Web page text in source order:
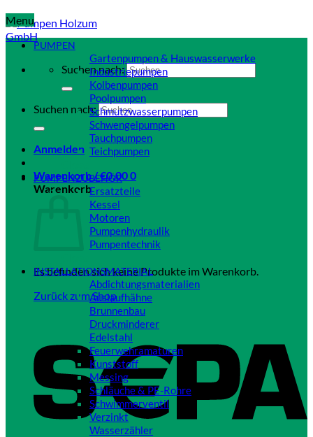
Suchen nach:
Suchen nach:
Anmelden
Warenkorb /€0,000
Warenkorb
Es befinden sich keine Produkte im Warenkorb.
Zurück zum Shop
Menu
PUMPEN
Gartenpumpen & Hauswasserwerke
Industriepumpen
Kolbenpumpen
Poolpumpen
Schmutzwasserpumpen
Schwengelpumpen
Tauchpumpen
Teichpumpen
PUMPENZUBEHÖR
Ersatzteile
Kessel
Motoren
Pumpenhydraulik
Pumpentechnik
INSTALLATIONSMATERIAL
Abdichtungsmaterialien
Auslaufhähne
Brunnenbau
Druckminderer
Edelstahl
Feuerwehramaturen
Kunststoff
Messing
Schläuche & PE-Rohre
Schwimmerventil
Verzinkt
Wasserzähler